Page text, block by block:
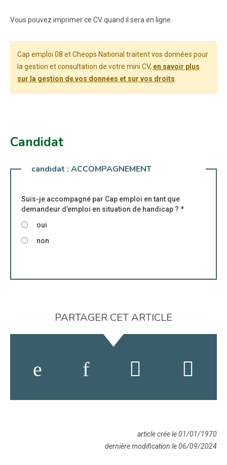
Vous pouvez imprimer ce CV quand il sera en ligne.
Cap emploi 08 et Cheops National traitent vos données pour
la gestion et consultation de votre mini CV, en savoir plus
sur la gestion de vos données et sur vos droits
Candidat
candidat : ACCOMPAGNEMENT
Suis-je accompagné par Cap emploi en tant que
demandeur d’emploi en situation de handicap ? *
oui
non
PARTAGER CET ARTICLE
article crée le 01/01/1970
dernière modification le 06/09/2024